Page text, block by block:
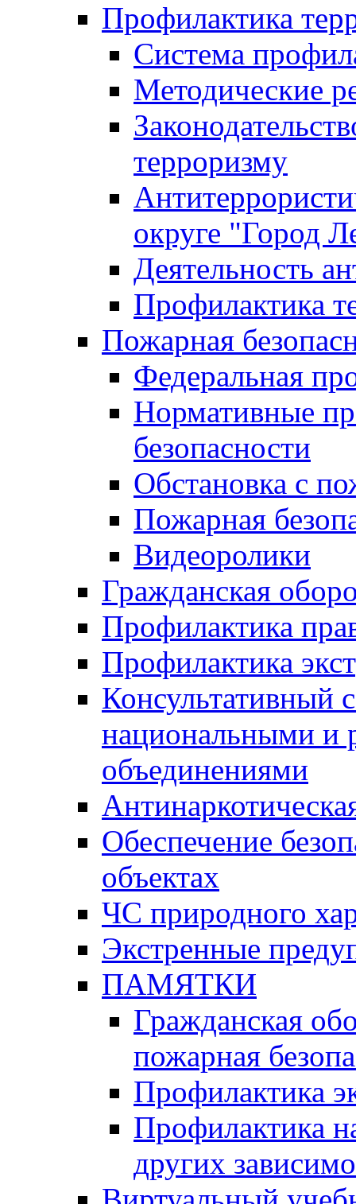
Профилактика
Система
Методические
терроризму
округе "Город
Деятельность
Профилактика
Пожарная
Федеральная
Нормативные
безопасности
Обстановка с
Пожарная
Видеоролики
Гражданская
Профилактика
Профилактика
Консультативный
национальными и
объединениями
Обеспечение
объектах
ЧС природного
Экстренные
ПАМЯТКИ
Гражданская
пожарная
Профилактика
Профилактика
других